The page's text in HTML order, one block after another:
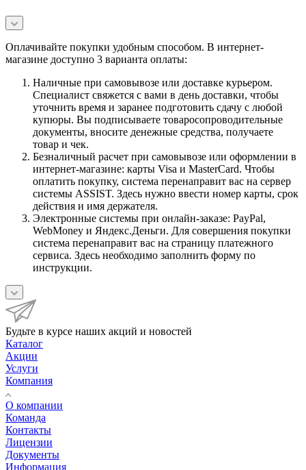
Оплачивайте покупки удобным способом. В интернет-
магазине доступно 3 варианта оплаты:
Наличные при самовывозе или доставке курьером.
Специалист свяжется с вами в день доставки, чтобы
уточнить время и заранее подготовить сдачу с любой
купюры. Вы подписываете товаросопроводительные
документы, вносите денежные средства, получаете
товар и чек.
Безналичный расчет при самовывозе или оформлении в
интернет-магазине: карты Visa и MasterCard. Чтобы
оплатить покупку, система перенаправит вас на сервер
системы ASSIST. Здесь нужно ввести номер карты, срок
действия и имя держателя.
Электронные системы при онлайн-заказе: PayPal,
WebMoney и Яндекс.Деньги. Для совершения покупки
система перенаправит вас на страницу платежного
сервиса. Здесь необходимо заполнить форму по
инструкции.
Будьте в курсе наших акций и новостей
Каталог
Акции
Услуги
Компания
О компании
Команда
Контакты
Лицензии
Документы
Информация